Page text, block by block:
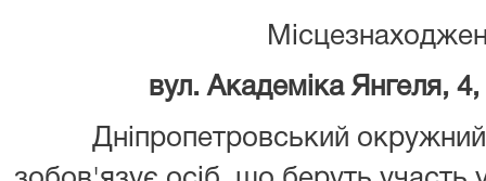
вул. Академіка Янгеля,
Дніпропетровський